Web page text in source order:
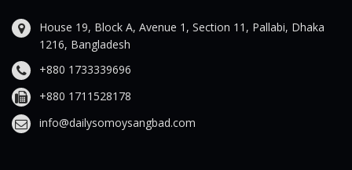
House 19, Block A, Avenue 1, Section 11, Pallabi, Dhaka
1216, Bangladesh
+880 1733339696
+880 1711528178
info@dailysomoysangbad.com